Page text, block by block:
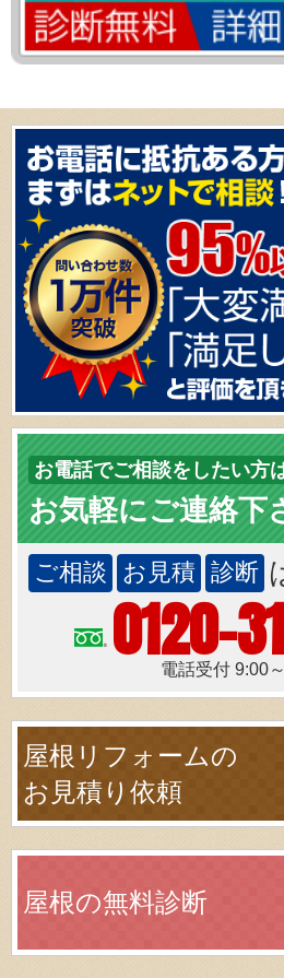
お電話でご相談をしたい方
お気軽にご連絡下
ご相談 お見積 診断
0120-
電話受付 9:00
屋根リフォームの
お見積り依頼
屋根の無料診断